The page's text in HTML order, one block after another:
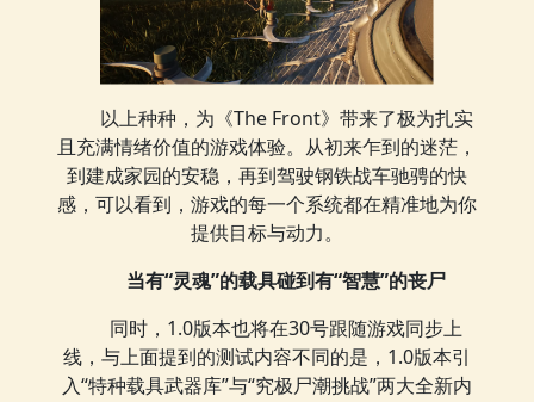
以上种种，为《The Front》带来了极为扎实
且充满情绪价值的游戏体验。从初来乍到的迷茫，
到建成家园的安稳，再到驾驶钢铁战车驰骋的快
感，可以看到，游戏的每一个系统都在精准地为你
提供目标与动力。
当有“灵魂”的载具碰到有“智慧”的丧尸
同时，1.0版本也将在30号跟随游戏同步上
线，与上面提到的测试内容不同的是，1.0版本引
入“特种载具武器库”与“究极尸潮挑战”两大全新内